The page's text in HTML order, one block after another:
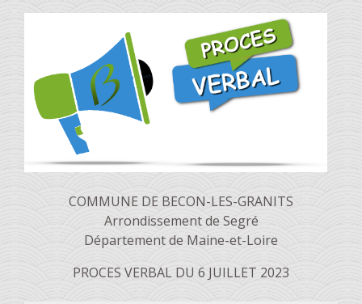
COMMUNE DE BECON-LES-GRANITS
Arrondissement de Segré
Département de Maine-et-Loire
PROCES VERBAL DU 6 JUILLET 2023